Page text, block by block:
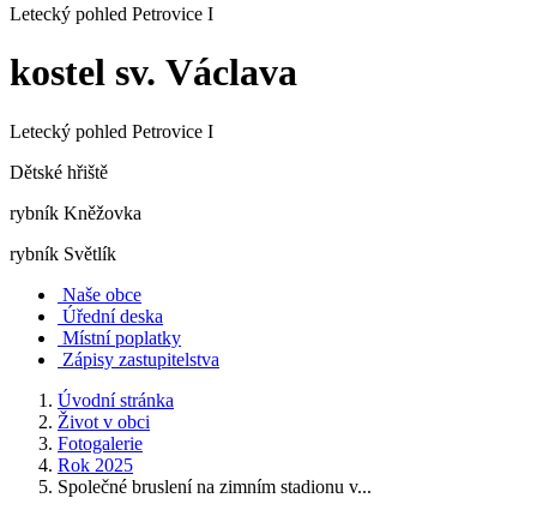
Letecký pohled Petrovice I
kostel sv. Václava
Letecký pohled Petrovice I
Dětské hřiště
rybník Kněžovka
rybník Světlík
Naše obce
Úřední deska
Místní poplatky
Zápisy zastupitelstva
Úvodní stránka
Život v obci
Fotogalerie
Rok 2025
Společné bruslení na zimním stadionu v...